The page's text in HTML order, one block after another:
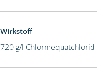
Wirkstoff
720 g/l Chlormequatchlorid